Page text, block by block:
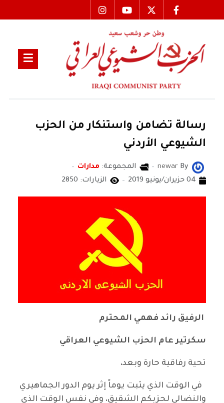
رسالة تضامن واستنكار من الحزب
الشيوعي الأردني
By
newar المجموعة: مدارات
04 حزيران/يونيو 2019
الزيارات: 2850
الرفيق رائد فهمي المحترم
سكرتير عام الحزب الشيوعي العراقي
تحية رفاقية حارة وبعد،
في الوقت الذي يثبت يوماً إثر يوم الدور الجماهيري
والنضالي لحزبكم الشقيق، وفي نفس الوقت الذي